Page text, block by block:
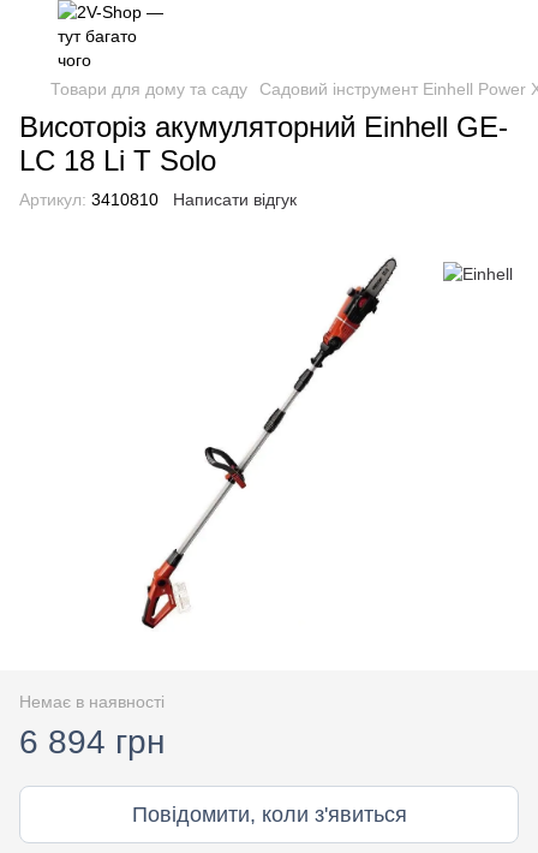
Товари для дому та саду Садовий інструмент Einhell Power
Висоторіз акумуляторний Einhell GE-
LC 18 Li T Solo
Артикул: 3410810 Написати відгук
Немає в наявності
6 894 грн
Повідомити, коли з'явиться